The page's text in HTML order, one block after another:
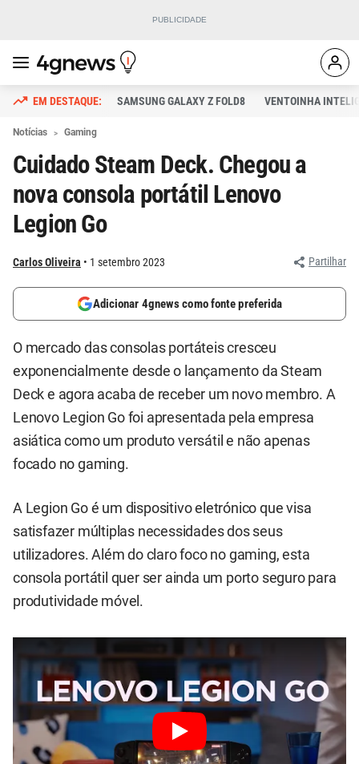
SAMSUNG GALAXY Z FOLD8 VENTOINHA
Notícias Gaming
Cuidado Steam Deck. Chegou a
nova consola portátil Lenovo
Legion Go
Carlos Oliveira 1 setembro 2023 Partilhar
Adicionar 4gnews como fonte preferida
O mercado das consolas portáteis cresceu
exponencialmente desde o lançamento da Steam
Deck e agora acaba de receber um novo membro. A
Lenovo Legion Go foi apresentada pela empresa
asiática como um produto versátil e não apenas
focado no gaming.
A Legion Go é um dispositivo eletrónico que visa
satisfazer múltiplas necessidades dos seus
utilizadores. Além do claro foco no gaming, esta
consola portátil quer ser ainda um porto seguro para
produtividade móvel.